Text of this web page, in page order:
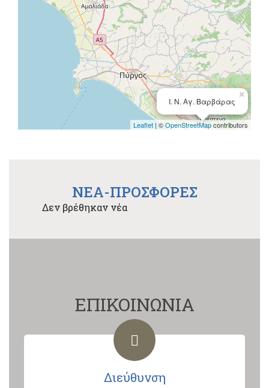
Ι. Ν. Αγ. Βαρβάρας
×
Leaflet | ©OpenStreetMapcontributors
NEA-ΠΡΟΣΦΟΡΕΣ
Δεν βρέθηκαν νέα
ΕΠΙΚΟΙΝΩΝΙΑ
Διεύθυνση